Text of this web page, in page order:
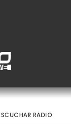
RADIO